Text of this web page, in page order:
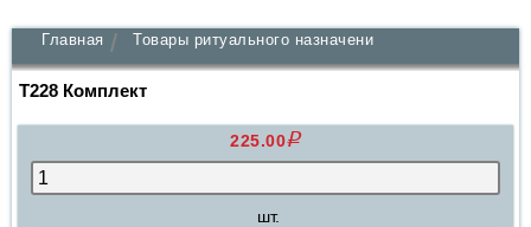
Главная Товары ритуального назначения
Т228 Комплект
225.00q
шт.